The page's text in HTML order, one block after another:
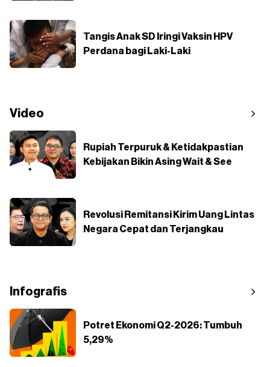
Tangis Anak SD Iringi Vaksin HPV
Perdana bagi Laki-Laki
Video
Rupiah Terpuruk & Ketidakpastian
Kebijakan Bikin Asing Wait & See
Revolusi Remitansi Kirim Uang Lintas
Negara Cepat dan Terjangkau
Infografis
Potret Ekonomi Q2-2026: Tumbuh
5,29%